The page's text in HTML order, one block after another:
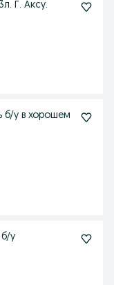
Г. Аксу.
б/у в хорошем
у